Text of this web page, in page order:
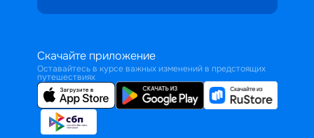
Скачайте приложение
Оставайтесь в курсе важных изменений в предстоящих
путешествиях